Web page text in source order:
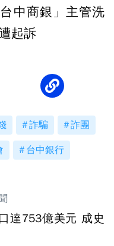
中商銀」主管洗
起訴
詐騙 詐團
台中銀行
達753億美元 成史